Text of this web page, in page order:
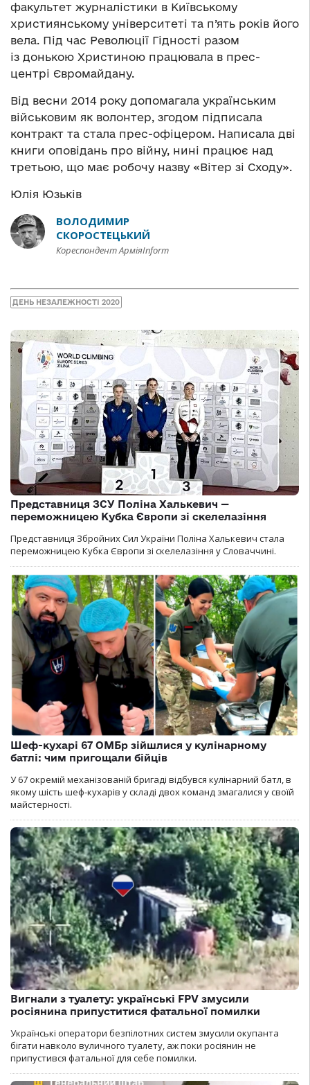
факультет журналістики в Київському
християнському університеті та п’ять років його
вела. Під час Революції Гідності разом
із донькою Христиною працювала в прес-
центрі Євромайдану.
Від весни 2014 року допомагала українським
військовим як волонтер, згодом підписала
контракт та стала прес-офіцером. Написала дві
книги оповідань про війну, нині працює над
третьою, що має робочу назву «Вітер зі Сходу».
Юлія Юзьків
ВОЛОДИМИР
СКОРОСТЕЦЬКИЙ
Кореспондент АрміяInform
ДЕНЬ НЕЗАЛЕЖНОСТІ 2020
Представниця ЗСУ Поліна Халькевич —
переможницею Кубка Європи зі скелелазіння
Представниця Збройних Сил України Поліна Халькевич стала
переможницею Кубка Європи зі скелелазіння у Словаччині.
Шеф-кухарі 67 ОМБр зійшлися у кулінарному
батлі: чим пригощали бійців
У 67 окремій механізованій бригаді відбувся кулінарний батл, в
якому шість шеф-кухарів у складі двох команд змагалися у своїй
майстерності.
Вигнали з туалету: українські FPV змусили
росіянина припуститися фатальної помилки
Українські оператори безпілотних систем змусили окупанта
бігати навколо вуличного туалету, аж поки росіянин не
припустився фатальної для себе помилки.